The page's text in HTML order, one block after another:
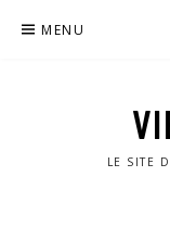
MENU
LE SITE